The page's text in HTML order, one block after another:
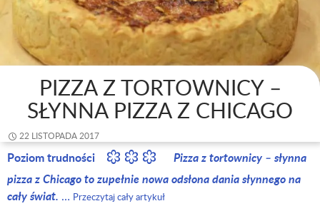
PIZZA Z TORTOWNICY –
SŁYNNA PIZZA Z CHICAGO
22 LISTOPADA 2017
Poziom trudności
Pizza z tortownicy – słynna
pizza z Chicago to zupełnie nowa odsłona dania słynnego na
cały świat. … Przeczytaj cały artykuł